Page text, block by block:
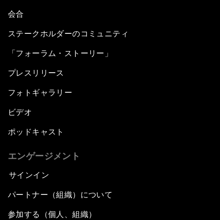
会合
ステークホルダーのコミュニティ
「フォーラム・ストーリー」
プレスリリース
フォトギャラリー
ビデオ
ポッドキャスト
エンゲージメント
サインイン
パートナー（組織）について
参加する（個人、組織）